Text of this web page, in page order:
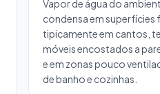
Vapor de água do
condensa em superfícies
tipicamente em cantos,
móveis encostados a
e em zonas pouco
de banho e cozinhas.